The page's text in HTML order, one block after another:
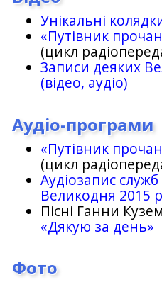
Унікальні
«Путівник
(цикл
Записи деяких
(відео, аудіо)
Аудіо-програми
«Путівник
(цикл
Аудіозапис
Великодня 2015
Пісні Ганни
«Дякую за день»
Фото